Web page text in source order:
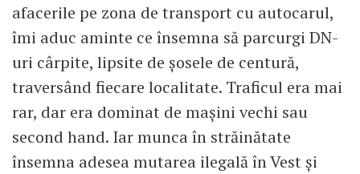
afacerile pe zona de transport cu autocarul,
îmi aduc aminte ce însemna să parcurgi DN-
uri cârpite, lipsite de șosele de centură,
traversând fiecare localitate. Traficul era mai
rar, dar era dominat de mașini vechi sau
second hand. Iar munca în străinătate
însemna adesea mutarea ilegală în Vest și